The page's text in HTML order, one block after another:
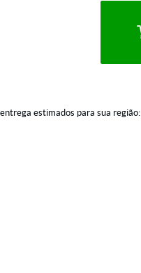
estimados para sua região: